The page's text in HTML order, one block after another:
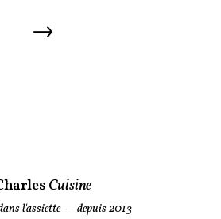
→
Cuisine
l'assiette— depuis 2013